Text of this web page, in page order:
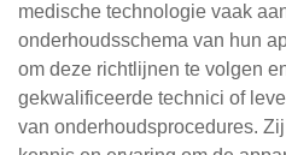
medische technologie vaak
onderhoudsschema van hun
om deze richtlijnen te volgen
gekwalificeerde technici of
van onderhoudsprocedures.